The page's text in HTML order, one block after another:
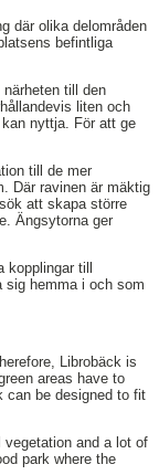
där olika delområden
befintliga
till den
liten och
nyttja. För att ge
till de mer
Där ravinen är mäktig
att skapa större
Ängsytorna ger
kopplingar till
sig hemma i och som
Librobäck is
areas have to
can be designed to fit
vegetation and a lot of
park where the